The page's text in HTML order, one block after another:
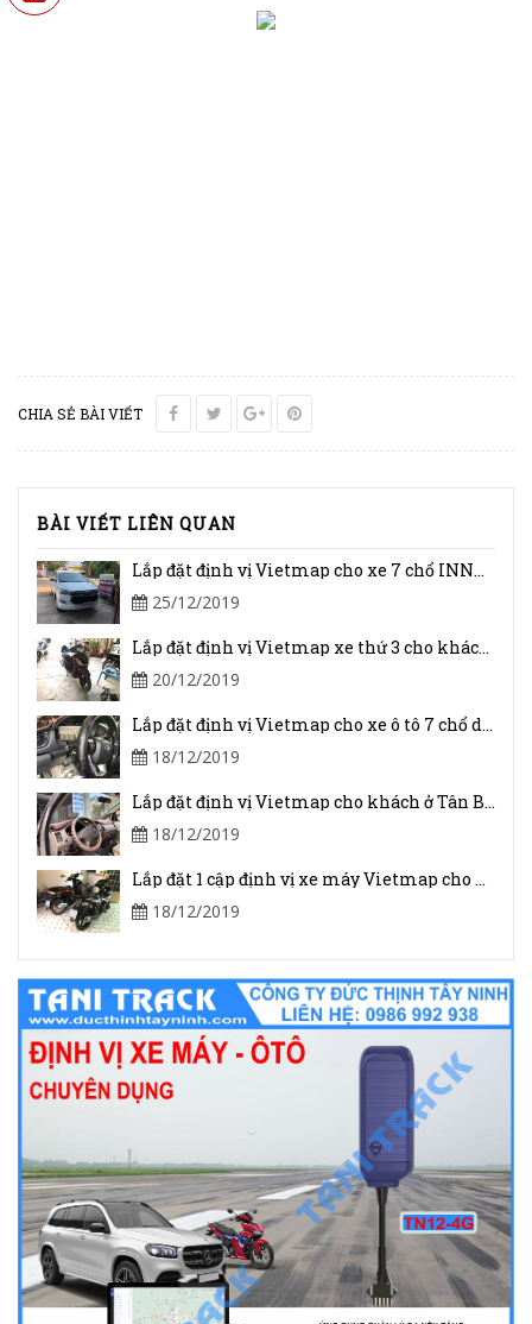
CHIA SẺ BÀI VIẾT
BÀI VIẾT LIÊN QUAN
Lắp đặt định vị Vietmap cho xe 7 chổ INNOVA
25/12/2019
Lắp đặt định vị Vietmap xe thứ 3 cho khách ở Châu Thành, Tây Ninh
20/12/2019
Lắp đặt định vị Vietmap cho xe ô tô 7 chổ dùng để tự quản
18/12/2019
Lắp đặt định vị Vietmap cho khách ở Tân Biên _ Tây Ninh
18/12/2019
Lắp đặt 1 cập định vị xe máy Vietmap cho khách ở chợ Trường Lưu, Hòa Thành, Tây Ninh
18/12/2019